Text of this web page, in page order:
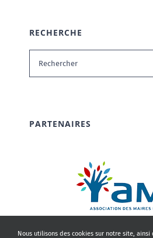
RECHERCHE
Rechercher:
PARTENAIRES
Nous utilisons des cookies sur notre site, ainsi